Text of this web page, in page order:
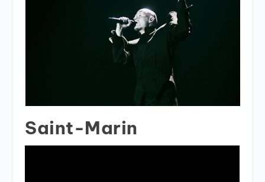
Saint-Marin